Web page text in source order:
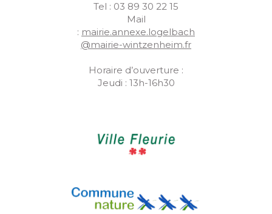
Tel : 03 89 30 22 15
Mail
: mairie.annexe.logelbach
@mairie-wintzenheim.fr
Horaire d’ouverture :
Jeudi : 13h-16h30